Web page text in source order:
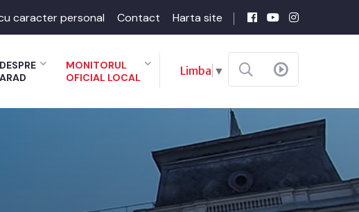
caracter personal Contact Harta site
DESPRE
ARAD
MONITORUL
OFICIAL LOCAL
Limba ▼